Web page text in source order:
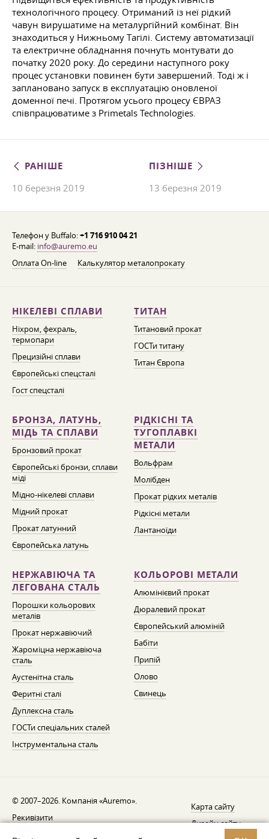
технологічного процесу. Отриманий із неї рідкий
чавун вирушатиме на металургійний комбінат. Він
знаходиться у Нижньому Тагілі. Систему автоматизації
та електричне обладнання почнуть монтувати до
початку 2020 року. До середини наступного року
процес установки повинен бути завершений. Тоді ж і
заплановано запуск в експлуатацію оновленої
доменної печі. Протягом усього процесу ЄВРАЗ
співпрацюватиме з Primetals Technologies.
РАНІШЕ
10 березня 2019
ПІЗНІШЕ
13 березня 2019
Телефон у Buffalo:+1 716 910 04 21
E-mail: info@auremo.eu
Оплата On-line
Калькулятор металопрокату
НІКЕЛЕВІ СПЛАВИ
Ніхром, фехраль,
термопари
Прецизійні сплави
Європейські спецсталі
Гост спецсталі
ТИТАН
Титановий прокат
ГОСТи титану
Титан Європа
БРОНЗА, ЛАТУНЬ,
МІДЬ ТА СПЛАВИ
Бронзовий прокат
Європейські бронзи, сплави
міді
Мідно-нікелеві сплави
Мідний прокат
Прокат латунний
Європейська латунь
РІДКІСНІ ТА
ТУГОПЛАВКІ
МЕТАЛИ
Вольфрам
Молібден
Прокат рідких металів
Рідкісні метали
Лантаноїди
НЕРЖАВІЮЧА ТА
ЛЕГОВАНА СТАЛЬ
Порошки кольорових
металів
Прокат нержавіючий
Жароміцна нержавіюча
сталь
Аустенітна сталь
Феритні сталі
Дуплексна сталь
ГОСТи спеціальних сталей
Інструментальна сталь
КОЛЬОРОВІ МЕТАЛИ
Алюмінієвий прокат
Дюралевий прокат
Європейський алюміній
Бабіти
Припій
Олово
Свинець
© 2007–2026. Компанія «Auremo».
Рекивізити
Карта сайту
Дизайн сайту —